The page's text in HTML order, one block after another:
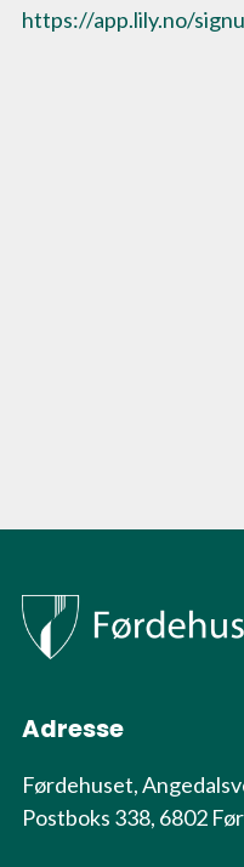
https://app.lily.no/
Adresse
Førdehuset,
Postboks 338, 6802